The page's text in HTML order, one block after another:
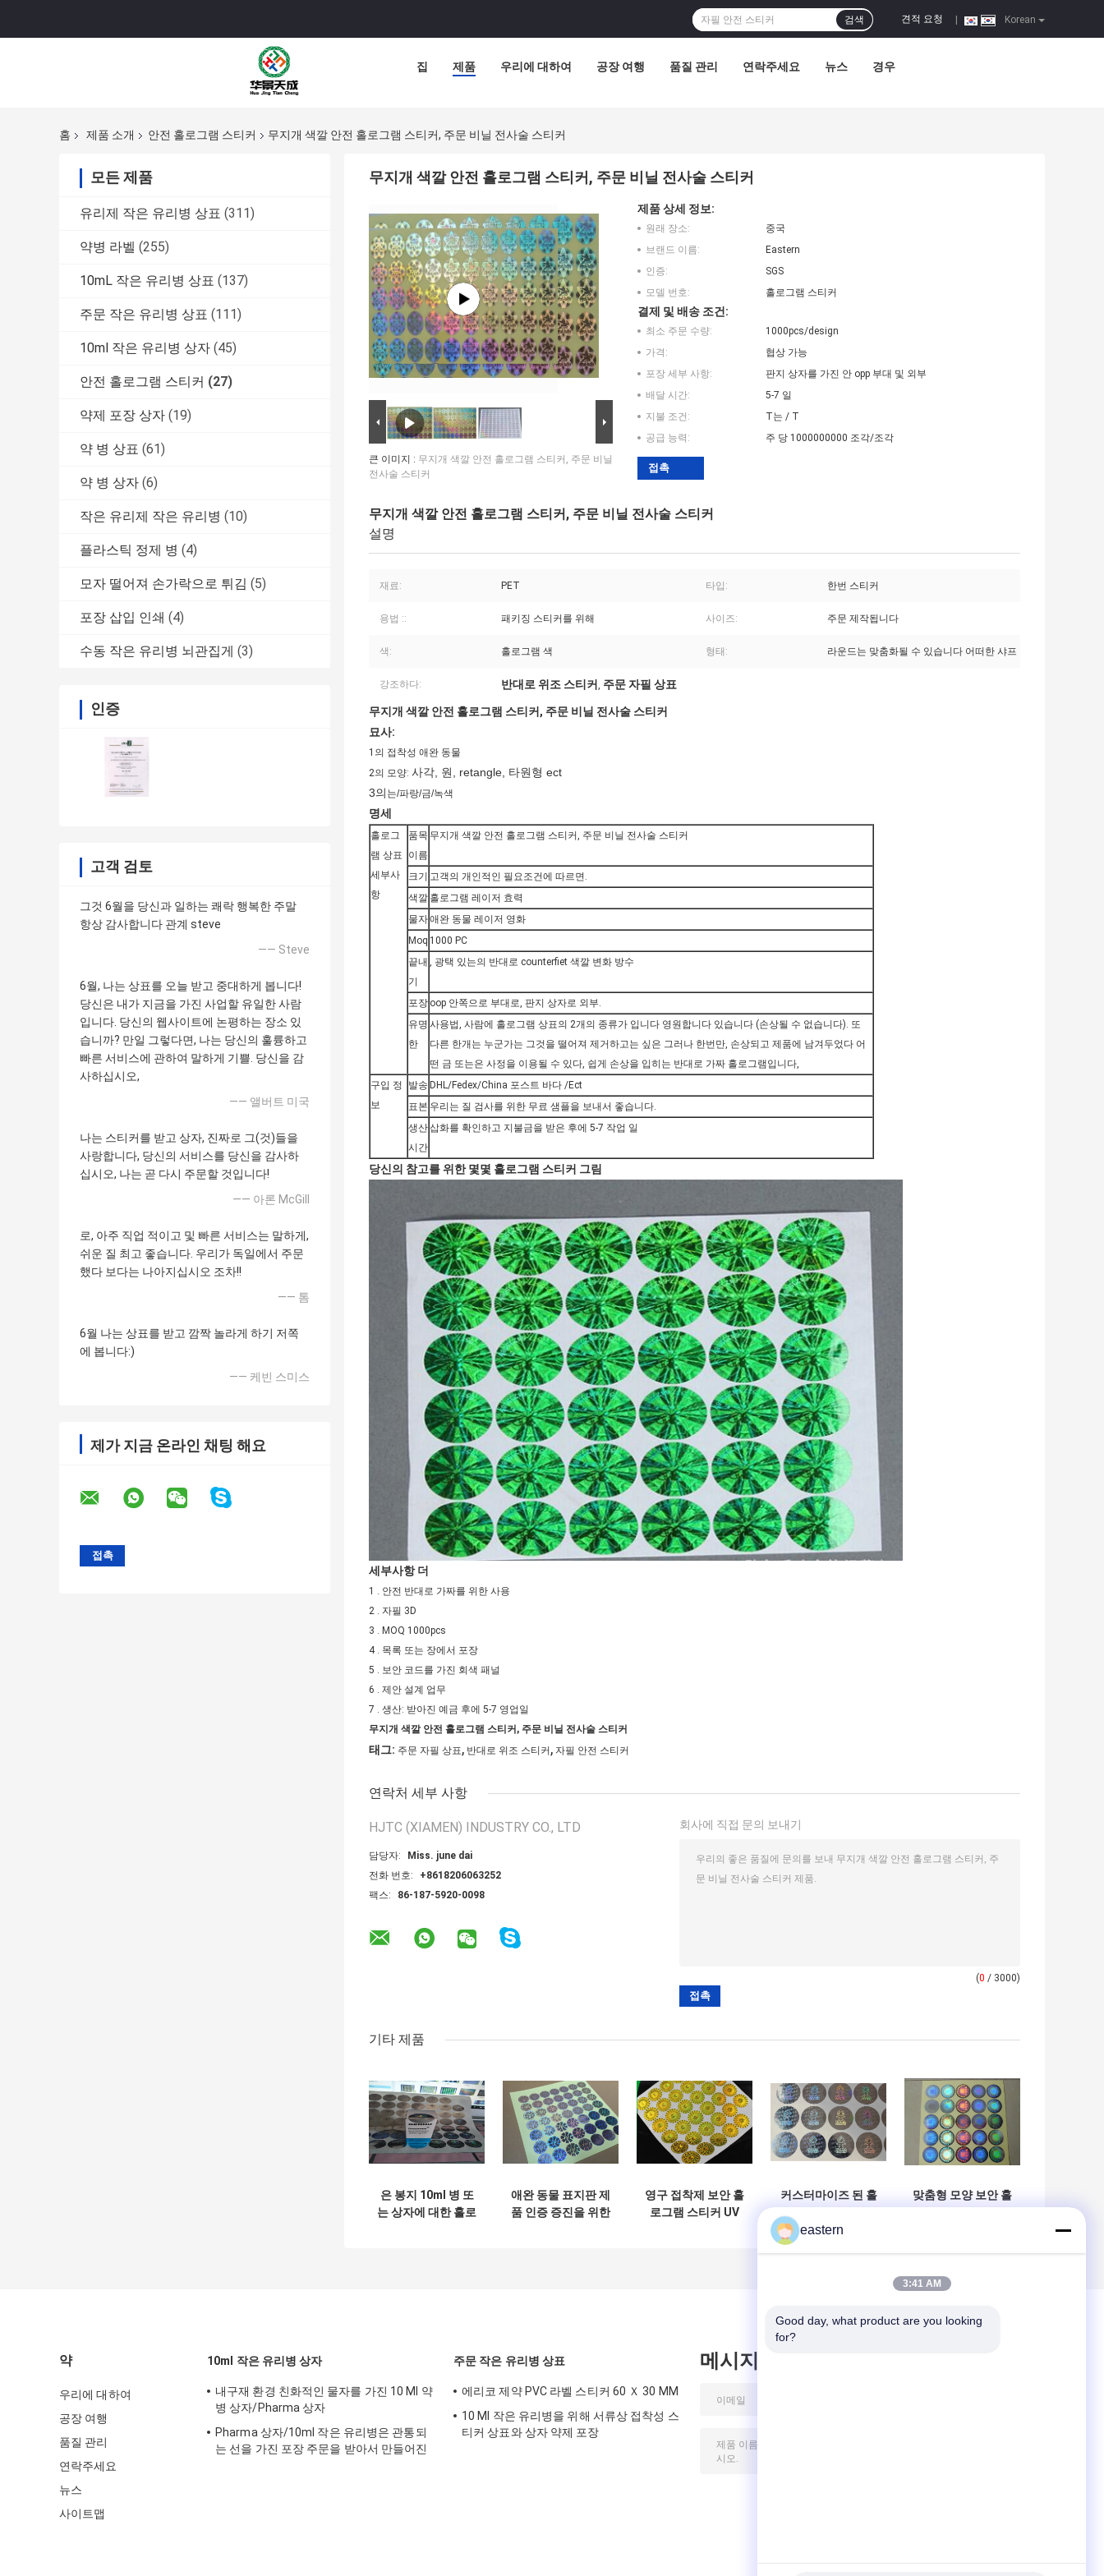
Korean
견적 요청
검색
집 제품 우리에 대하여 공장 여행 품질 관리 연락주세요 뉴스 경우
홈 제품 소개 안전 홀로그램 스티커 무지개 색깔 안전 홀로그램 스티커, 주문 비닐 전사술 스티커
모든 제품
유리제 작은 유리병 상표 (311)
약병 라벨 (255)
10mL 작은 유리병 상표 (137)
주문 작은 유리병 상표 (111)
10ml 작은 유리병 상자 (45)
안전 홀로그램 스티커 (27)
약제 포장 상자 (19)
약 병 상표 (61)
약 병 상자 (6)
작은 유리제 작은 유리병 (10)
플라스틱 정제 병 (4)
모자 떨어져 손가락으로 튀김 (5)
포장 삽입 인쇄 (4)
수동 작은 유리병 뇌관집게 (3)
인증
고객 검토
그것 6월을 당신과 일하는 쾌락 행복한 주말
항상 감사합니다 관계 steve
—— Steve
6월, 나는 상표를 오늘 받고 중대하게 봅니다!
당신은 내가 지금을 가진 사업할 유일한 사람
입니다. 당신의 웹사이트에 논평하는 장소 있
습니까? 만일 그렇다면, 나는 당신의 훌륭하고
빠른 서비스에 관하여 말하게 기쁠. 당신을 감
사하십시오,
—— 앨버트 미국
나는 스티커를 받고 상자, 진짜로 그(것)들을
사랑합니다, 당신의 서비스를 당신을 감사하
십시오, 나는 곧 다시 주문할 것입니다!
—— 아론 McGill
로, 아주 직업 적이고 및 빠른 서비스는 말하게,
쉬운 질 최고 좋습니다. 우리가 독일에서 주문
했다 보다는 나아지십시오 조차!!
—— 톰
6월 나는 상표를 받고 깜짝 놀라게 하기 저쪽
에 봅니다:)
—— 케빈 스미스
제가 지금 온라인 채팅 해요
무지개 색깔 안전 홀로그램 스티커, 주문 비닐 전사술 스티커
큰 이미지 : 무지개 색깔 안전 홀로그램 스티커, 주문 비닐
전사술 스티커
제품 상세 정보:
원래 장소:
중국
브랜드 이름:
Eastern
인증:
SGS
모델 번호:
홀로그램 스티커
결제 및 배송 조건:
최소 주문 수량:
1000pcs/design
가격:
협상 가능
포장 세부 사항:
판지 상자를 가진 안 opp 부대 및 외부
배달 시간:
5-7 일
지불 조건:
T는 / T
공급 능력:
주 당 1000000000 조각/조각
접촉
무지개 색깔 안전 홀로그램 스티커, 주문 비닐 전사술 스티커
설명
재료: PET 타입: 한번 스티커
용법 :: 패키징 스티커를 위해 사이즈: 주문 제작됩니다
색: 홀로그램 색 형태: 라운드는 맞춤화될 수 있습니다 어떠한 샤프
강조하다: 반대로 위조 스티커 , 주문 자필 상표
무지개 색깔 안전 홀로그램 스티커, 주문 비닐 전사술 스티커
묘사:
1의 접착성 애완 동물
2의 모양: 사각, 원, retangle, 타원형 ect
3의 는/파랑/금/녹색
명세
홀로그
램 상표
세부사
항
품목
이름
무지개 색깔 안전 홀로그램 스티커, 주문 비닐 전사술 스티커
크기 고객의 개인적인 필요조건에 따르면.
색깔 홀로그램 레이저 효력
물자애완 동물 레이저 영화
Moq 1000 PC
끝내
기
, 광택 있는의 반대로 counterfiet 색깔 변화 방수
포장 oop 안쪽으로 부대로, 판지 상자로 외부.
유명
한
사용법, 사람에 홀로그램 상표의 2개의 종류가 입니다 영원합니다 있습니다 (손상될 수 없습니다). 또
다른 한개는 누군가는 그것을 떨어져 제거하고는 싶은 그러나 한번만, 손상되고 제품에 남겨두었다 어
떤 금 또는은 사정을 이용될 수 있다, 쉽게 손상을 입히는 반대로 가짜 홀로그램입니다,
구입 정
보
발송 DHL/Fedex/China 포스트 바다 /Ect
표본 우리는 질 검사를 위한 무료 샘플을 보내서 좋습니다.
생산
시간
삽화를 확인하고 지불금을 받은 후에 5-7 작업 일
당신의 참고를 위한 몇몇 홀로그램 스티커 그림
세부사항 더
1 . 안전 반대로 가짜를 위한 사용
2 . 자필 3D
3 . MOQ 1000pcs
4 . 목록 또는 장에서 포장
5 . 보안 코드를 가진 회색 패널
6 . 제안 설계 업무
7 . 생산: 받아진 예금 후에 5-7 영업일
무지개 색깔 안전 홀로그램 스티커, 주문 비닐 전사술 스티커
태그: 주문 자필 상표, 반대로 위조 스티커, 자필 안전 스티커
연락처 세부 사항
HJTC (XIAMEN) INDUSTRY CO., LTD
담당자:
Miss. june dai
전화 번호:
+8618206063252
팩스:
86-187-5920-0098
회사에 직접 문의 보내기
(0 / 3000)
기타 제품
은 봉지 10ml 병 또
는 상자에 대한 홀로
애완 동물 표지판 제
품 인증 증진을 위한
영구 접착제 보안 홀
로그램 스티커 UV
커스터마이즈 된 홀
사각형 보안 라벨 향
상 된 보호를 위해
맞춤형 모양 보안 홀
약
우리에 대하여
공장 여행
품질 관리
연락주세요
뉴스
사이트맵
10ml 작은 유리병 상자
내구재 환경 친화적인 물자를 가진 10 Ml 약
병 상자/Pharma 상자
Pharma 상자/10ml 작은 유리병은 관통되
는 선을 가진 포장 주문을 받아서 만들어진
주문 작은 유리병 상표
에리코 제약 PVC 라벨 스티커 60 Ｘ 30 MM
10 Ml 작은 유리병을 위해 서류상 접착성 스
티커 상표와 상자 약제 포장
메시지를 남겨주세요
eastern
3:41 AM
Good day, what product are you looking
for?